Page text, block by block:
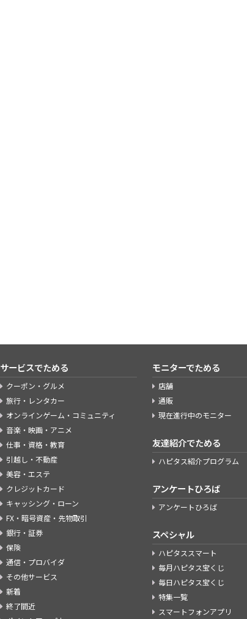
サービスでためる
クーポン・グルメ
旅行・レンタカー
オンラインゲーム・コミュニティ
音楽・映画・アニメ
仕事・資格・教育
引越し・不動産
美容・エステ
クレジットカード
キャッシング・ローン
FX・暗号資産・先物取引
銀行・証券
保険
通信・プロバイダ
その他サービス
新着
終了間近
モニターでためる
店舗
通販
現在進行中のモニター
友達紹介でためる
ハピタス紹介プログラム
アンケートひろば
アンケートひろば
スペシャル
ハピタススマート
毎月ハピタス宝くじ
毎日ハピタス宝くじ
特集一覧
スマートフォンアプリ